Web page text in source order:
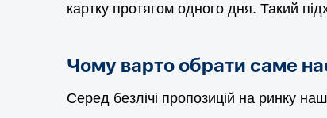
картку протягом одного дня. Такий
Чому варто обрати саме
Серед безлічі пропозицій на ринку